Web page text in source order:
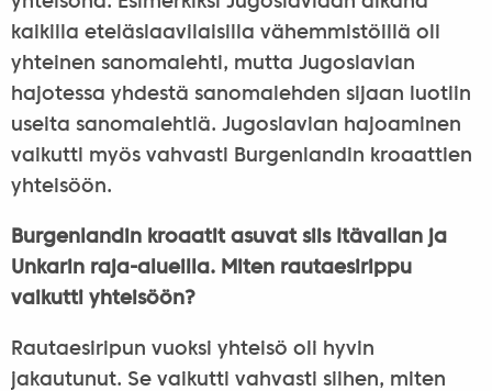
kaikilla eteläslaavilaisilla vähemmistöillä oli
yhteinen sanomalehti, mutta Jugoslavian
hajotessa yhdestä sanomalehden sijaan luotiin
useita sanomalehtiä. Jugoslavian hajoaminen
vaikutti myös vahvasti Burgenlandin kroaattien
yhteisöön.
Burgenlandin kroaatit asuvat siis Itävallan ja
Unkarin raja-alueilla. Miten rautaesirippu
vaikutti yhteisöön?
Rautaesiripun vuoksi yhteisö oli hyvin
jakautunut. Se vaikutti vahvasti siihen, miten